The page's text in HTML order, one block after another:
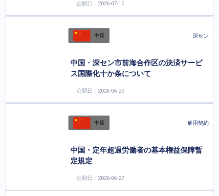
公開日：2026-07-13
中国 深セン
中国・深セン市前海合作区の決済サービ
ス国際化十か条について
公開日：2026-06-29
中国 雇用契約
中国・定年超過労働者の基本権益保障暫
定規定
公開日：2026-06-27